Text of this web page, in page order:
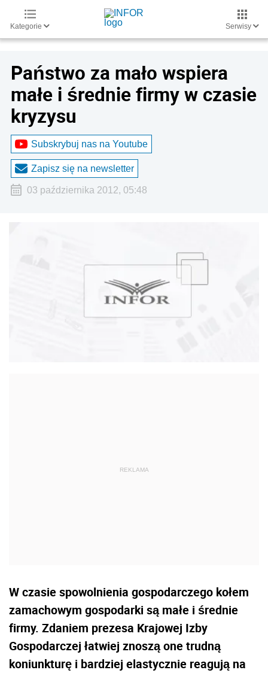
Kategorie Serwisy
Państwo za mało wspiera
małe i średnie firmy w czasie
kryzysu
Subskrybuj nas na Youtube
Zapisz się na newsletter
03 października 2012, 05:48
W czasie spowolnienia gospodarczego kołem
zamachowym gospodarki są małe i średnie
firmy. Zdaniem prezesa Krajowej Izby
Gospodarczej łatwiej znoszą one trudną
koniunkturę i bardziej elastycznie reagują na